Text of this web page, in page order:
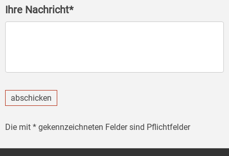
Ihre Nachricht*
abschicken
Die mit * gekennzeichneten Felder sind Pflichtfelder